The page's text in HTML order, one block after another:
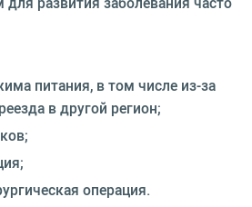
питания, в том числе из-за
в другой регион;
операция.